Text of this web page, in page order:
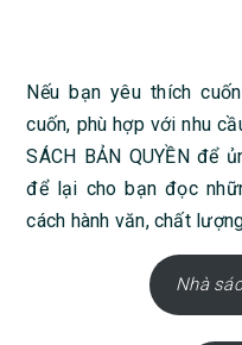
Nếu bạn yêu thích
cuốn, phù hợp với nhu
SÁCH BẢN QUYỀN để
để lại cho bạn đọc
cách hành văn, chất
Nhà